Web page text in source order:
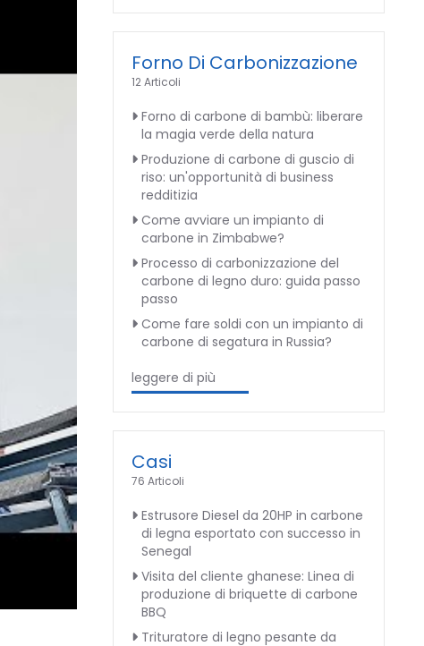
Forno Di Carbonizzazione
12 Articoli
Forno di carbone di bambù: liberare
la magia verde della natura
Produzione di carbone di guscio di
riso: un'opportunità di business
redditizia
Come avviare un impianto di
carbone in Zimbabwe?
Processo di carbonizzazione del
carbone di legno duro: guida passo
passo
Come fare soldi con un impianto di
carbone di segatura in Russia?
leggere di più
Casi
76 Articoli
Estrusore Diesel da 20HP in carbone
di legna esportato con successo in
Senegal
Visita del cliente ghanese: Linea di
produzione di briquette di carbone
BBQ
Trituratore di legno pesante da